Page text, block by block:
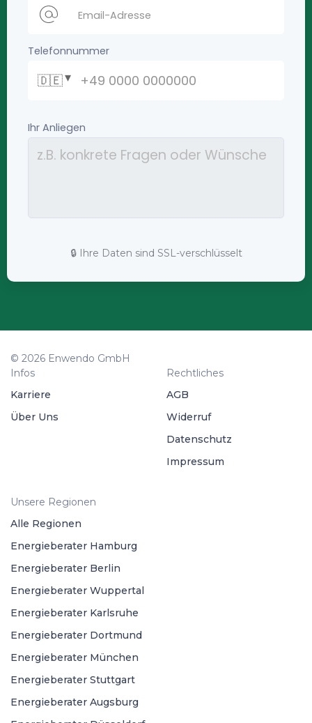
🔒 Ihre Daten sind SSL-verschlüsselt
© 2026 Enwendo GmbH
Infos
Karriere
Über Uns
Rechtliches
AGB
Widerruf
Datenschutz
Impressum
Unsere Regionen
Alle Regionen
Energieberater Hamburg
Energieberater Berlin
Energieberater Wuppertal
Energieberater Karlsruhe
Energieberater Dortmund
Energieberater München
Energieberater Stuttgart
Energieberater Augsburg